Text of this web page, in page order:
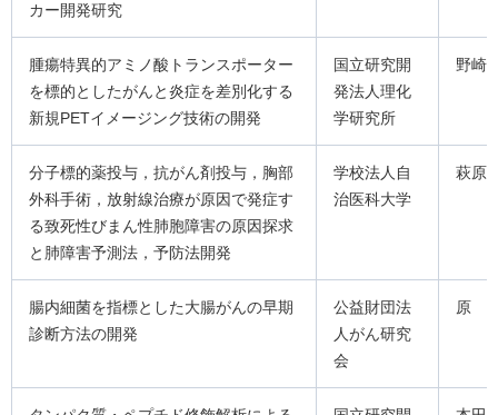
カー開発研究
腫瘍特異的アミノ酸トランスポーター
を標的としたがんと炎症を差別化する
新規PETイメージング技術の開発
国立研究開
発法人理化
学研究所
野崎
分子標的薬投与，抗がん剤投与，胸部
外科手術，放射線治療が原因で発症す
る致死性びまん性肺胞障害の原因探求
と肺障害予測法，予防法開発
学校法人自
治医科大学
萩原
腸内細菌を指標とした大腸がんの早期
診断方法の開発
公益財団法
人がん研究
会
原